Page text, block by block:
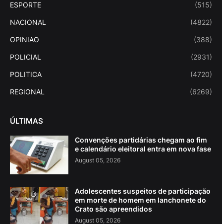
ESPORTE (515)
NACIONAL (4822)
OPINIAO (388)
POLICIAL (2931)
POLITICA (4720)
REGIONAL (6269)
ÚLTIMAS
Convenções partidárias chegam ao fim
e calendário eleitoral entra em nova fase
August 05, 2026
Adolescentes suspeitos de participação
em morte de homem em lanchonete do
Crato são apreendidos
August 05, 2026